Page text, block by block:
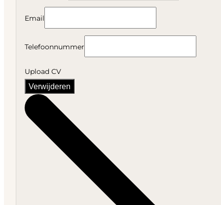
Email
Telefoonnummer
Upload CV
Verwijderen